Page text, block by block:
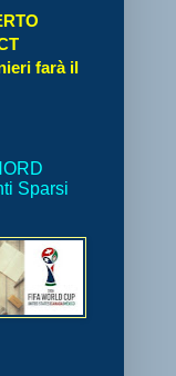
farà il
Sparsi